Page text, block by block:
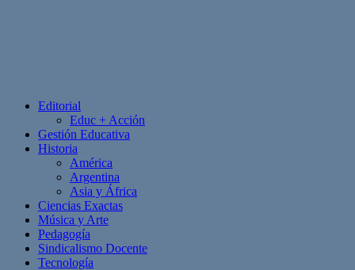
Editorial
Educ + Acción
Gestión Educativa
Historia
América
Argentina
Asia y África
Ciencias Exactas
Música y Arte
Pedagogía
Sindicalismo Docente
Tecnología